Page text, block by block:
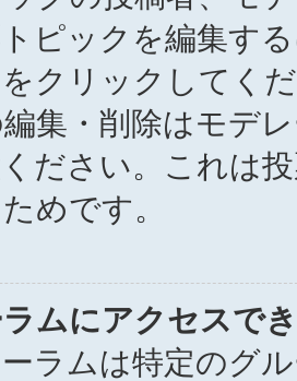
ピックを編集す
クリックしてく
編集・削除はモデ
ださい。これは
めです。
ムにアクセスで
ラムは特定のグ